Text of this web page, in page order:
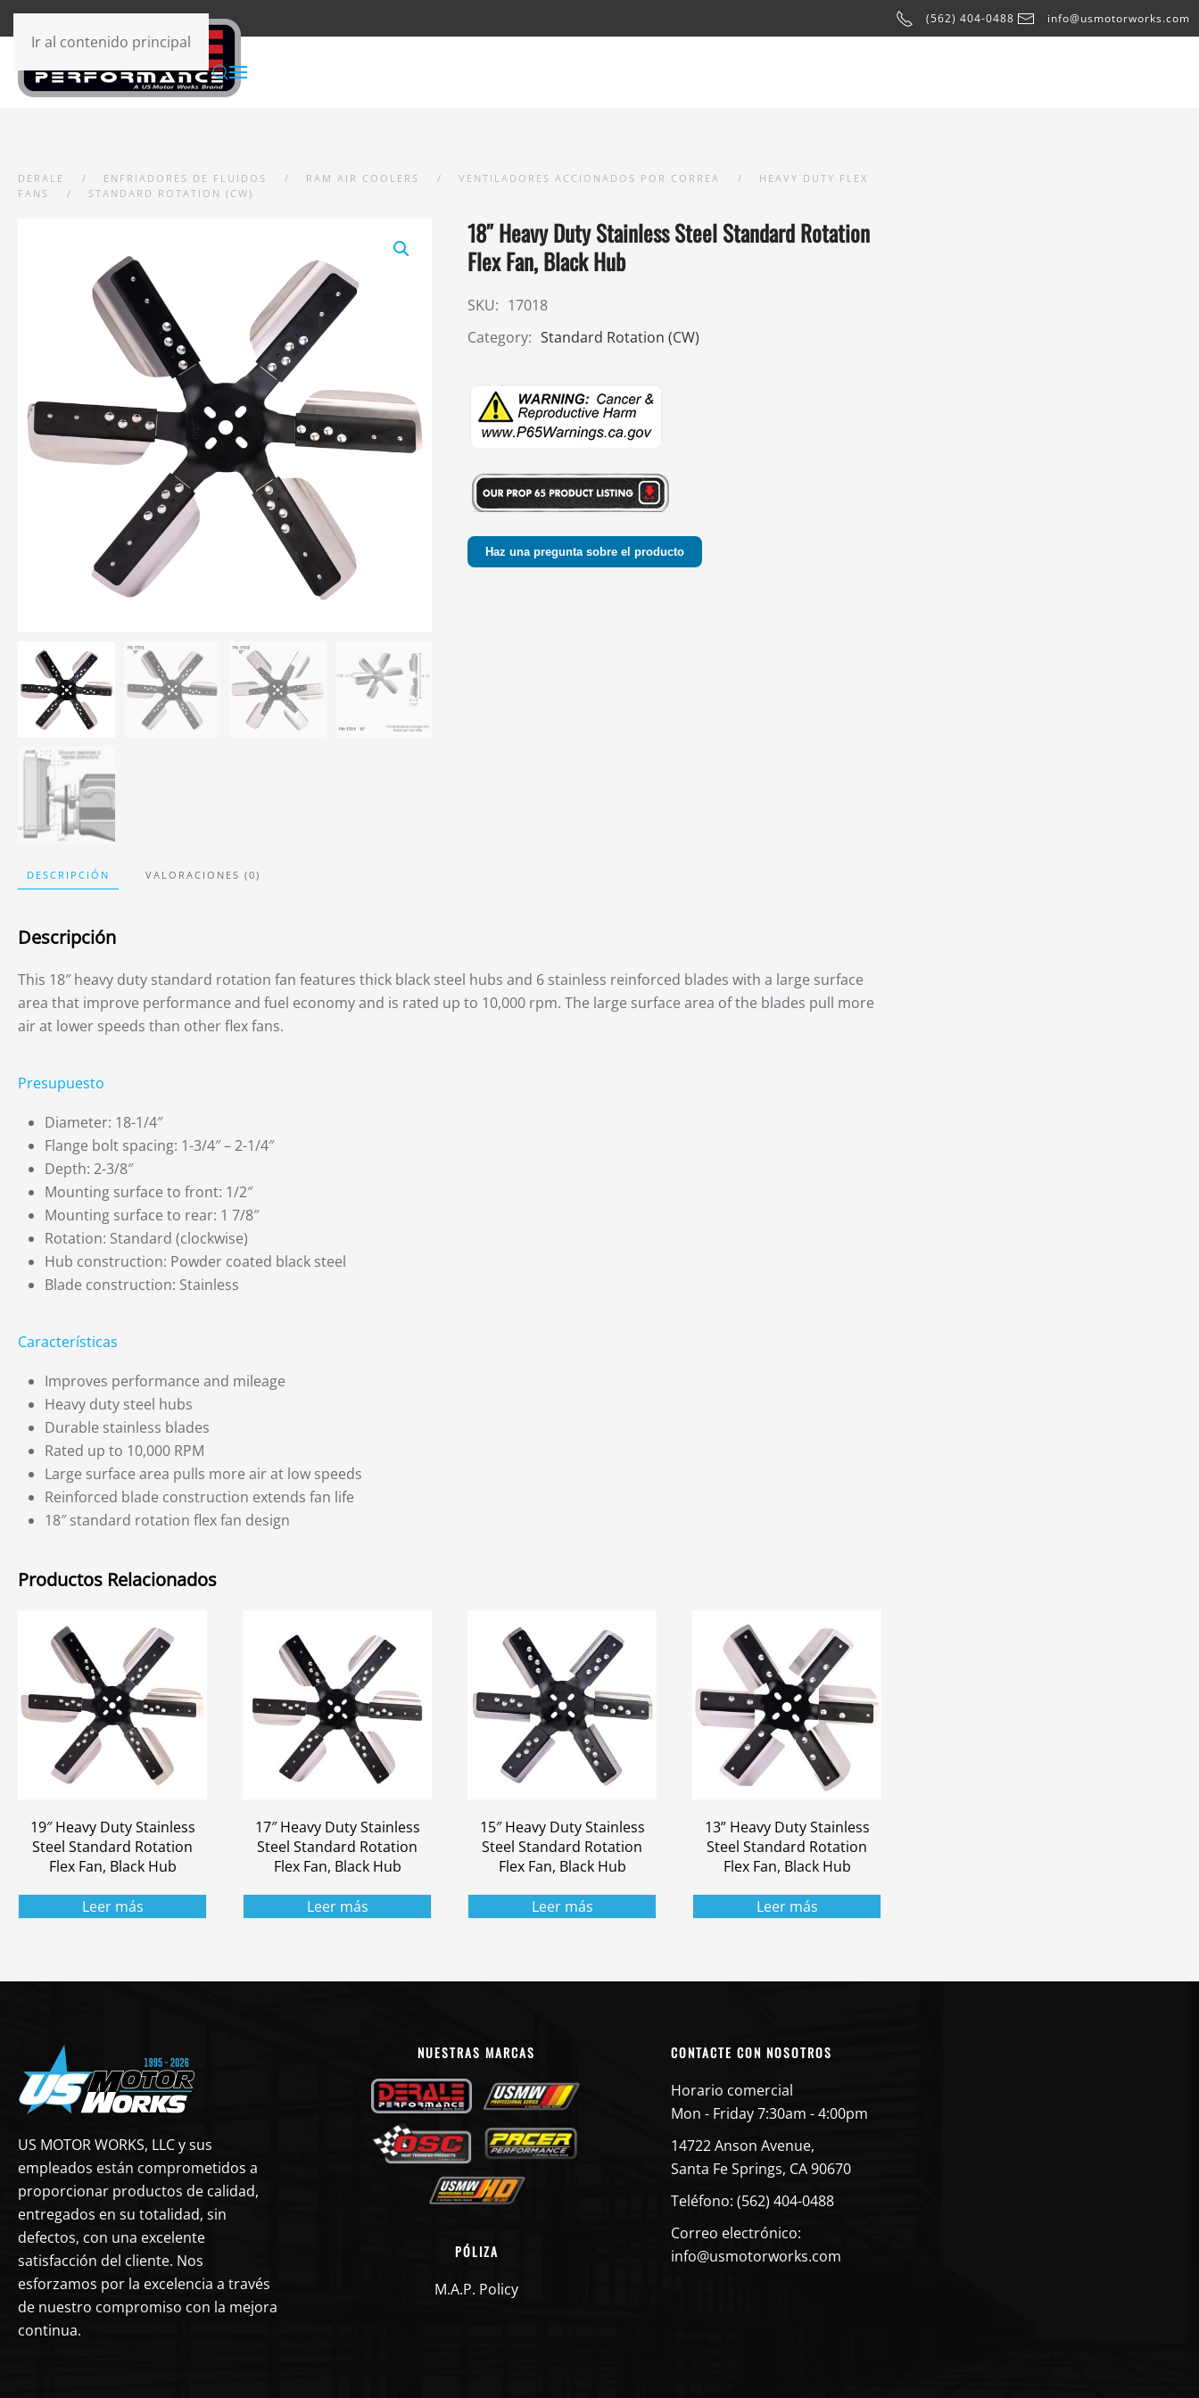
(562) 404-0488 info@usmotorworks.com
Ir al contenido principal
DERALE ENFRIADORES DE FLUIDOS RAM AIR COOLERS VENTILADORES ACCIONADOS POR CORREA
HEAVY DUTY FLEX
FANS
STANDARD ROTATION (CW)
18″ Heavy Duty Stainless Steel Standard Rotation
Flex Fan, Black Hub
SKU: 17018
Category: Standard Rotation (CW)
Haz una pregunta sobre el producto
DESCRIPCIÓN VALORACIONES (0)
Descripción
This 18″ heavy duty standard rotation fan features thick black steel hubs and 6 stainless reinforced blades with a large surface
area that improve performance and fuel economy and is rated up to 10,000 rpm. The large surface area of the blades pull more
air at lower speeds than other flex fans.
Presupuesto
Diameter: 18-1/4″
Flange bolt spacing: 1-3/4″ – 2-1/4″
Depth: 2-3/8″
Mounting surface to front: 1/2″
Mounting surface to rear: 1 7/8″
Rotation: Standard (clockwise)
Hub construction: Powder coated black steel
Blade construction: Stainless
Características
Improves performance and mileage
Heavy duty steel hubs
Durable stainless blades
Rated up to 10,000 RPM
Large surface area pulls more air at low speeds
Reinforced blade construction extends fan life
18″ standard rotation flex fan design
Productos Relacionados
19″ Heavy Duty Stainless
Steel Standard Rotation
Flex Fan, Black Hub
Leer más
17″ Heavy Duty Stainless
Steel Standard Rotation
Flex Fan, Black Hub
Leer más
15″ Heavy Duty Stainless
Steel Standard Rotation
Flex Fan, Black Hub
Leer más
13” Heavy Duty Stainless
Steel Standard Rotation
Flex Fan, Black Hub
Leer más
US MOTOR WORKS, LLC y sus
empleados están comprometidos a
proporcionar productos de calidad,
entregados en su totalidad, sin
defectos, con una excelente
satisfacción del cliente. Nos
esforzamos por la excelencia a través
de nuestro compromiso con la mejora
continua.
NUESTRAS MARCAS
PÓLIZA
M.A.P. Policy
CONTACTE CON NOSOTROS
Horario comercial
Mon - Friday 7:30am - 4:00pm
14722 Anson Avenue,
Santa Fe Springs, CA 90670
Teléfono: (562) 404-0488
Correo electrónico:
info@usmotorworks.com